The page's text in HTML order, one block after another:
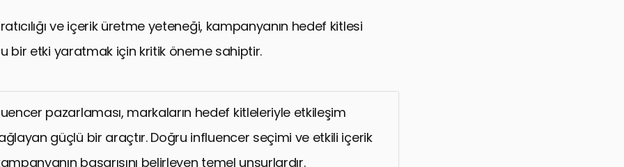
ve içerik üretme yeteneği, kampanyanın hedef kitlesi
bir etki yaratmak için kritik öneme sahiptir.
pazarlaması, markaların hedef kitleleriyle etkileşim
güçlü bir araçtır. Doğru influencer seçimi ve etkili içerik
başarısını belirleyen temel unsurlardır.